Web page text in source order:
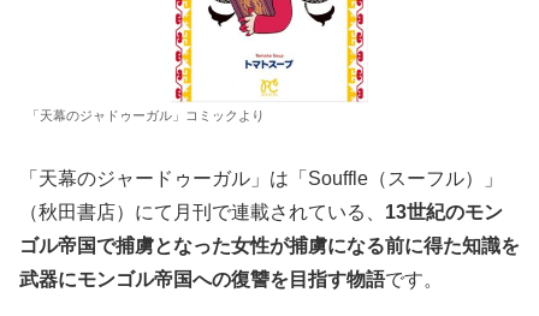
「天幕のジャドゥーガル」コミックより
「天幕のジャードゥーガル」は「Souffle（スーフル）」
（秋田書店）にて月刊で連載されている、 13世紀のモン
ゴル帝国で捕虜となった女性が捕虜になる前に得た知識を
武器にモンゴル帝国への復讐を目指す物語です。